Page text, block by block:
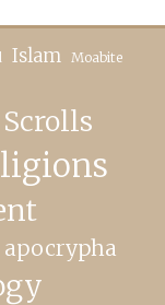
Islam Moabite
apocrypha